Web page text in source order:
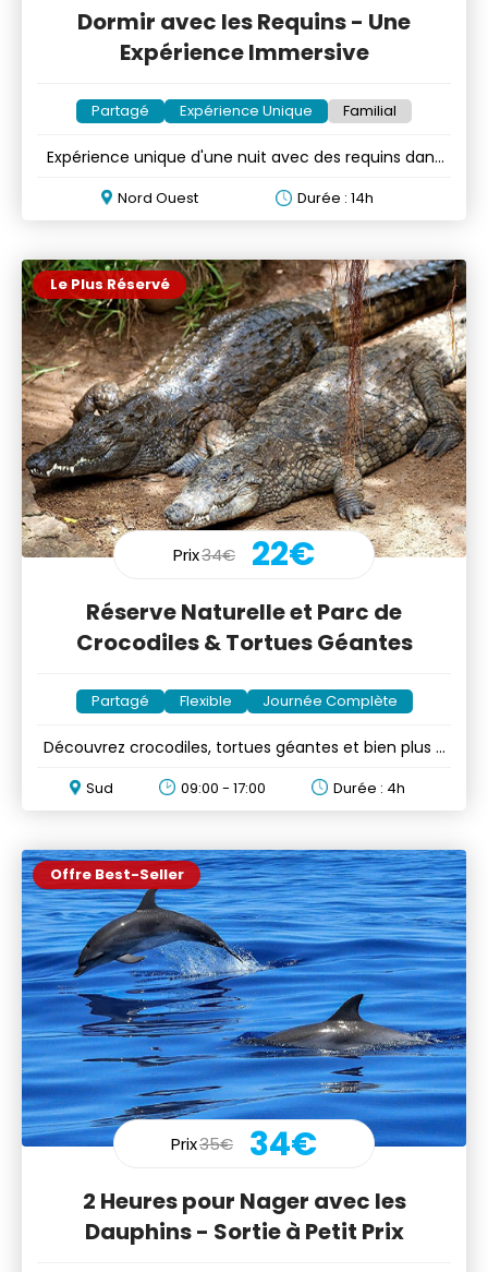
Dormir avec les Requins - Une
Expérience Immersive
Partagé Expérience Unique Familial
Expérience unique d'une nuit avec des requins dans
Nord Ouest Durée : 14h
Le Plus Réservé
Prix34€ 22€
Réserve Naturelle et Parc de
Crocodiles & Tortues Géantes
Partagé Flexible Journée Complète
Découvrez crocodiles, tortues géantes et bien plus à
Sud 09:00 - 17:00 Durée : 4h
Offre Best-Seller
Prix35€ 34€
2 Heures pour Nager avec les
Dauphins - Sortie à Petit Prix